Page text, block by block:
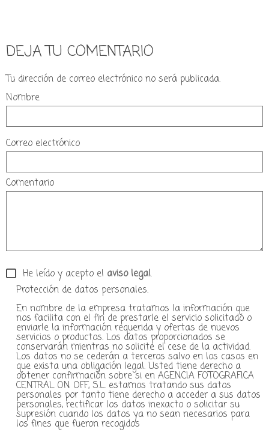
DEJA TU COMENTARIO
Tu dirección de correo electrónico no será publicada.
Nombre
Correo electrónico
Comentario
He leído y acepto el aviso legal.
Protección de datos personales.
En nombre de la empresa tratamos la información que
nos facilita con el fin de prestarle el servicio solicitado o
enviarle la información requerida y ofertas de nuevos
servicios o productos. Los datos proporcionados se
conservarán mientras no solicite el cese de la actividad.
Los datos no se cederán a terceros salvo en los casos en
que exista una obligación legal. Usted tiene derecho a
obtener confirmación sobre si en AGENCIA FOTOGRAFICA
CENTRAL ON OFF, S.L. estamos tratando sus datos
personales por tanto tiene derecho a acceder a sus datos
personales, rectificar los datos inexacto o solicitar su
supresión cuando los datos ya no sean necesarios para
los fines que fueron recogidos